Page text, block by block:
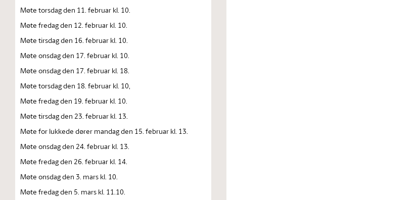
Møte torsdag den 11. februar kl. 10.
Møte fredag den 12. februar kl. 10.
Møte tirsdag den 16. februar kl. 10.
Møte onsdag den 17. februar kl. 10.
Møte onsdag den 17. februar kl. 18.
Møte torsdag den 18. februar kl. 10,
Møte fredag den 19. februar kl. 10.
Møte tirsdag den 23. februar kl. 13.
Møte for lukkede dører mandag den 15. februar kl. 13.
Møte onsdag den 24. februar kl. 13.
Møte fredag den 26. februar kl. 14.
Møte onsdag den 3. mars kl. 10.
Møte fredag den 5. mars kl. 11.10.